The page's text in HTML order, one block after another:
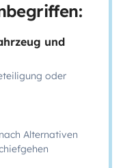
und
oder
Alternativen